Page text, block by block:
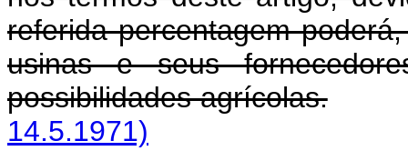
referida percentagem
usinas e seus
possibilidades agrícolas.
14.5.1971)